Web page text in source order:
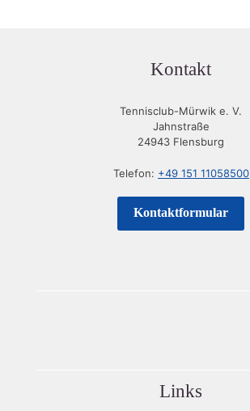
Kontakt
Tennisclub-Mürwik e. V.
Jahnstraße
24943 Flensburg
Telefon: +49 151 11058500
Kontaktformular
Links